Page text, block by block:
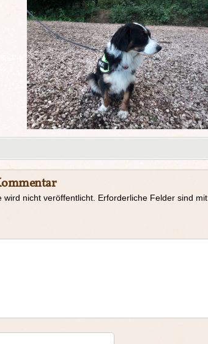
wird nicht veröffentlicht. Erforderliche Felder sind mit